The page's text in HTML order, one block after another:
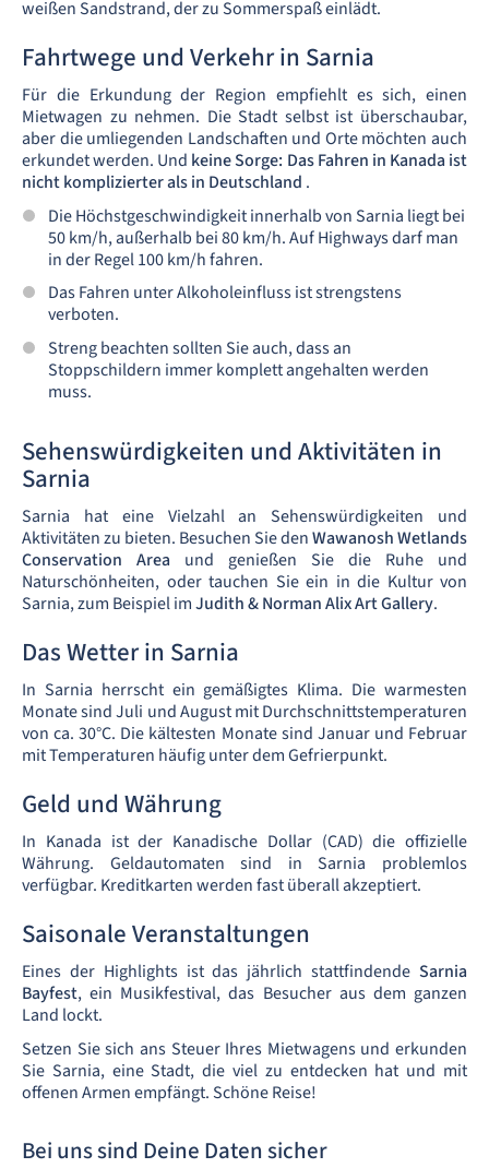
weißen Sandstrand, der zu Sommerspaß einlädt.
Fahrtwege und Verkehr in Sarnia
Für die Erkundung der Region empfiehlt es sich, einen
Mietwagen zu nehmen. Die Stadt selbst ist überschaubar,
aber die umliegenden Landschaften und Orte möchten auch
erkundet werden. Und keine Sorge: Das Fahren in Kanada ist
nicht komplizierter als in Deutschland .
Die Höchstgeschwindigkeit innerhalb von Sarnia liegt bei
50 km/h, außerhalb bei 80 km/h. Auf Highways darf man
in der Regel 100 km/h fahren.
Das Fahren unter Alkoholeinfluss ist strengstens
verboten.
Streng beachten sollten Sie auch, dass an
Stoppschildern immer komplett angehalten werden
muss.
Sehenswürdigkeiten und Aktivitäten in
Sarnia
Sarnia hat eine Vielzahl an Sehenswürdigkeiten und
Aktivitäten zu bieten. Besuchen Sie denWawanosh Wetlands
Conservation Area und genießen Sie die Ruhe und
Naturschönheiten, oder tauchen Sie ein in die Kultur von
Sarnia, zum Beispiel imJudith & Norman Alix Art Gallery.
Das Wetter in Sarnia
In Sarnia herrscht ein gemäßigtes Klima. Die warmesten
Monate sind Juli und August mit Durchschnittstemperaturen
von ca. 30°C. Die kältesten Monate sind Januar und Februar
mit Temperaturen häufig unter dem Gefrierpunkt.
Geld und Währung
In Kanada ist der Kanadische Dollar (CAD) die offizielle
Währung. Geldautomaten sind in Sarnia problemlos
verfügbar. Kreditkarten werden fast überall akzeptiert.
Saisonale Veranstaltungen
Eines der Highlights ist das jährlich stattfindende Sarnia
Bayfest, ein Musikfestival, das Besucher aus dem ganzen
Land lockt.
Setzen Sie sich ans Steuer Ihres Mietwagens und erkunden
Sie Sarnia, eine Stadt, die viel zu entdecken hat und mit
offenen Armen empfängt. Schöne Reise!
Bei uns sind Deine Daten sicher